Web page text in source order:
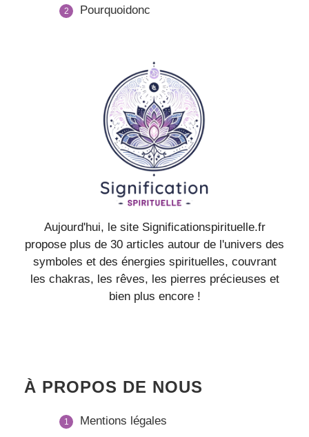
Pourquoidonc
Aujourd'hui, le site Significationspirituelle.fr
propose plus de 30 articles autour de l'univers des
symboles et des énergies spirituelles, couvrant
les chakras, les rêves, les pierres précieuses et
bien plus encore !
À PROPOS DE NOUS
Mentions légales